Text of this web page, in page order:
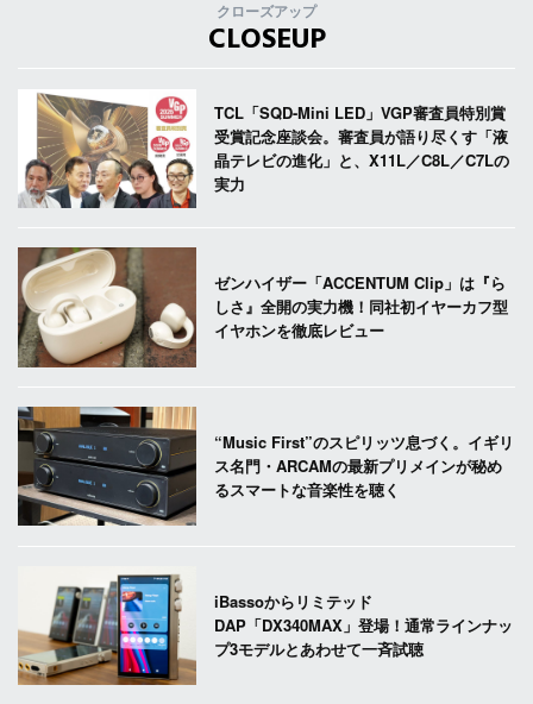
クローズアップ
CLOSEUP
TCL「SQD-Mini LED」VGP審査員特別賞
受賞記念座談会。審査員が語り尽くす「液
晶テレビの進化」と、X11L／C8L／C7Lの
実力
ゼンハイザー「ACCENTUM Clip」は『ら
しさ』全開の実力機！同社初イヤーカフ型
イヤホンを徹底レビュー
“Music First”のスピリッツ息づく。イギリ
ス名門・ARCAMの最新プリメインが秘め
るスマートな音楽性を聴く
iBassoからリミテッド
DAP「DX340MAX」登場！通常ラインナッ
プ3モデルとあわせて一斉試聴